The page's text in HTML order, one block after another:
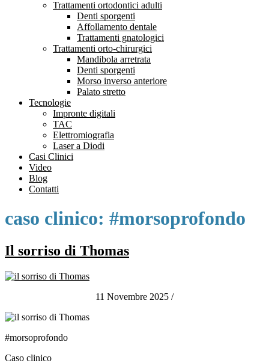
Trattamenti ortodontici adulti
Denti sporgenti
Affollamento dentale
Trattamenti gnatologici
Trattamenti orto-chirurgici
Mandibola arretrata
Denti sporgenti
Morso inverso anteriore
Palato stretto
Tecnologie
Impronte digitali
TAC
Elettromiografia
Laser a Diodi
Casi Clinici
Video
Blog
Contatti
caso clinico: #morsoprofondo
Il sorriso di Thomas
11 Novembre 2025 /
#morsoprofondo
Caso clinico